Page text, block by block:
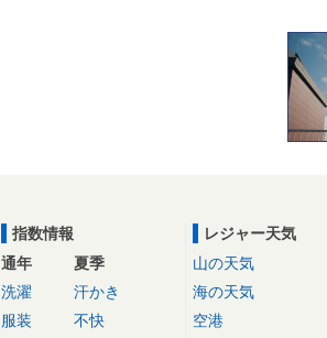
指数情報
通年
洗濯
服装
夏季
汗かき
不快
レジャー天気
山の天気
海の天気
空港